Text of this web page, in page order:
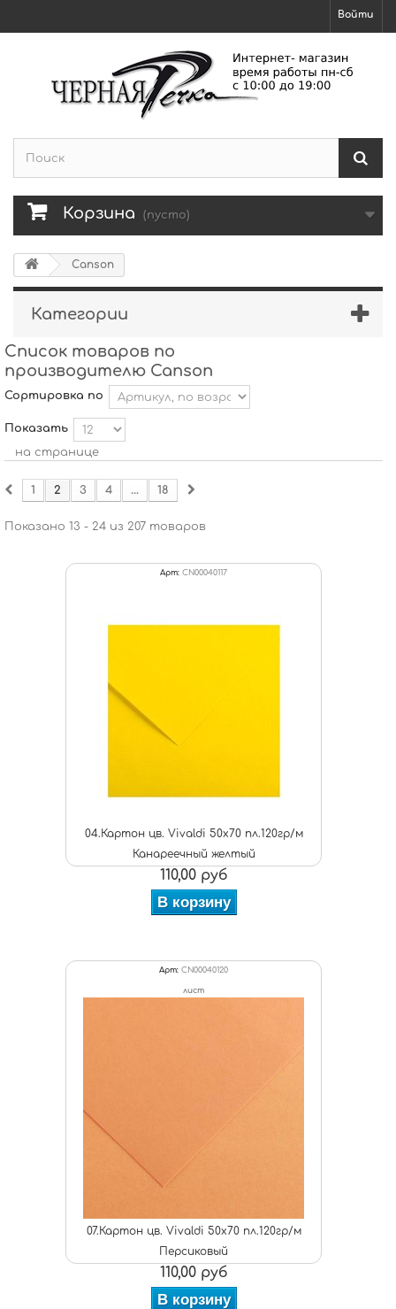
Войти
Корзина (пусто)
Canson
Категории
Список товаров по
производителю Canson
Сортировка по
Показать
на странице
1 2 3 4 ... 18
Показано 13 - 24 из 207 товаров
Арт: CN00040117
04.Картон цв. Vivaldi 50x70 пл.120гр/м
Канареечный желтый
110,00 руб
В корзину
Арт: CN00040120
лист
07.Картон цв. Vivaldi 50x70 пл.120гр/м
Персиковый
110,00 руб
В корзину